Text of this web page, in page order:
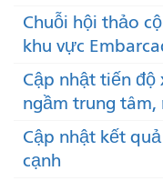
Chuỗi hội thảo
khu vực
Cập nhật tiến
ngầm trung tâm,
Cập nhật kết
cạnh